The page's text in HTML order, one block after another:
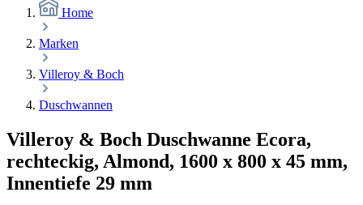
Home
Marken
Villeroy & Boch
Duschwannen
Villeroy & Boch Duschwanne Ecora,
rechteckig, Almond, 1600 x 800 x 45 mm,
Innentiefe 29 mm